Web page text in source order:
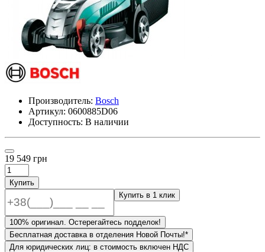
Производитель: Bosch
Артикул: 0600885D06
Доступность: В наличии
19 549 грн
Купить
Купить в 1 клик
100% оригинал. Остерегайтесь подделок!
Бесплатная доставка в отделения Новой Почты!*
Для юридических лиц: в стоимость включен НДС